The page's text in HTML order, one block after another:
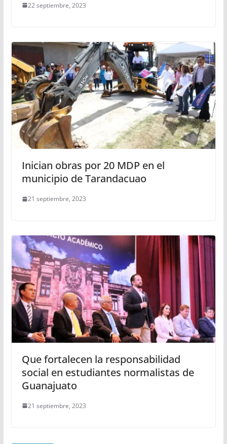
22 septiembre, 2023
Inician obras por 20 MDP en el
municipio de Tarandacuao
21 septiembre, 2023
Que fortalecen la responsabilidad
social en estudiantes normalistas de
Guanajuato
21 septiembre, 2023